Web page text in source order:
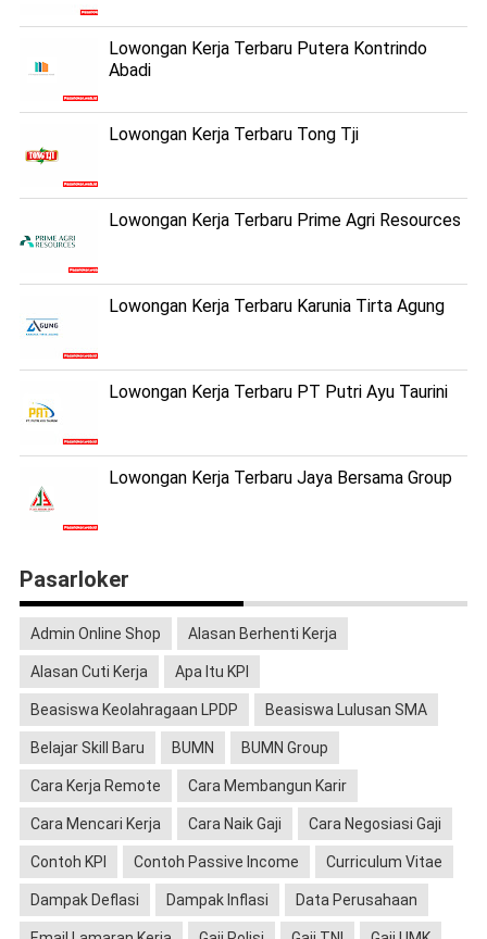
Lowongan Kerja Terbaru Putera Kontrindo
Abadi
Lowongan Kerja Terbaru Tong Tji
Lowongan Kerja Terbaru Prime Agri Resources
Lowongan Kerja Terbaru Karunia Tirta Agung
Lowongan Kerja Terbaru PT Putri Ayu Taurini
Lowongan Kerja Terbaru Jaya Bersama Group
Pasarloker
Admin Online Shop Alasan Berhenti Kerja
Alasan Cuti Kerja Apa Itu KPI
Beasiswa Keolahragaan LPDP Beasiswa Lulusan SMA
Belajar Skill Baru BUMN BUMN Group
Cara Kerja Remote Cara Membangun Karir
Cara Mencari Kerja Cara Naik Gaji Cara Negosiasi Gaji
Contoh KPI Contoh Passive Income Curriculum Vitae
Dampak Deflasi Dampak Inflasi Data Perusahaan